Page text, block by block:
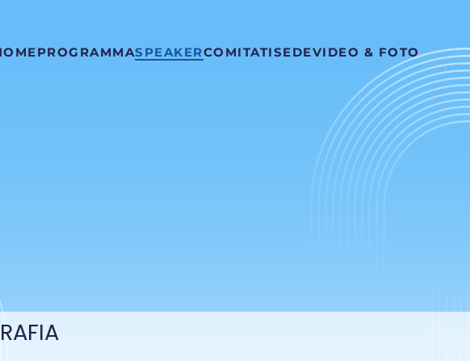
PROGRAMMASPEAKERCOMITATISEDEVIDEO & FOTO